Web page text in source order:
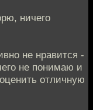
ничего
не нравится -
не понимаю и
отличную